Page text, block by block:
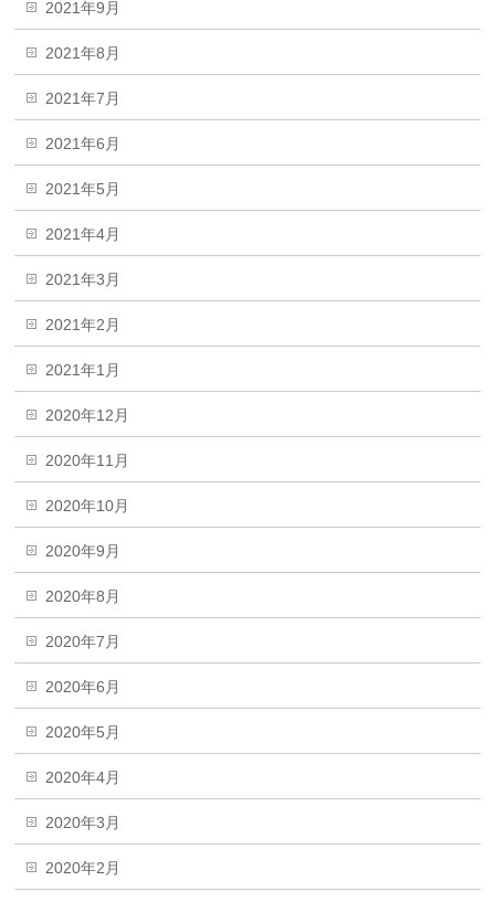
2021年9月
2021年8月
2021年7月
2021年6月
2021年5月
2021年4月
2021年3月
2021年2月
2021年1月
2020年12月
2020年11月
2020年10月
2020年9月
2020年8月
2020年7月
2020年6月
2020年5月
2020年4月
2020年3月
2020年2月